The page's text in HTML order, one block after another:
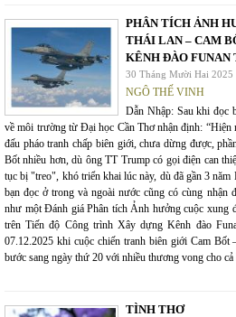
PHÂN TÍCH ẢNH
THÁI LAN – CAM
KÊNH ĐÀO FUNAN
30 Tháng Mười Hai 2025
NGÔ THẾ VINH
Dẫn Nhập: Sau khi đọc
về môi trường từ Đại học Cần Thơ nhận định: “Hiện
đấu pháo tranh chấp biên giới, chưa dừng được,
Bốt nhiều hơn, dù ông TT Trump có gọi điện can
tục bị "treo", khó triển khai lúc này, dù đã gần 3
bạn đọc ở trong và ngoài nước cũng có cùng
như một Đánh giá Phân tích Ảnh hưởng cuộc xung
trên Tiến độ Công trình Xây dựng Kênh đào
07.12.2025 khi cuộc chiến tranh biên giới Cam Bốt
bước sang ngày thứ 20 với nhiều thương vong cho cả
TÌNH THƠ